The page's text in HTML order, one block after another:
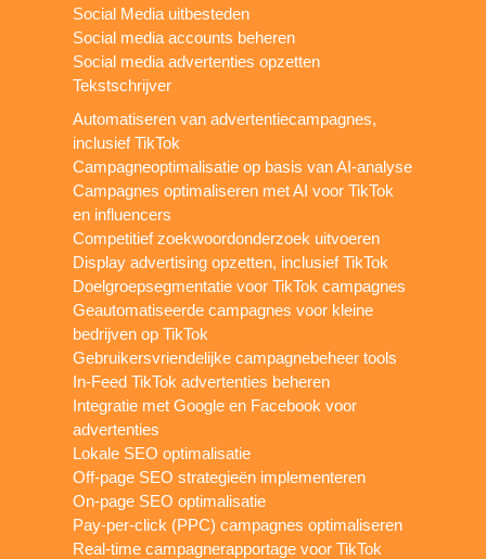
Social Media uitbesteden
Social media accounts beheren
Social media advertenties opzetten
Tekstschrijver
Automatiseren van advertentiecampagnes,
inclusief TikTok
Campagneoptimalisatie op basis van AI-analyse
Campagnes optimaliseren met AI voor TikTok
en influencers
Competitief zoekwoordonderzoek uitvoeren
Display advertising opzetten, inclusief TikTok
Doelgroepsegmentatie voor TikTok campagnes
Geautomatiseerde campagnes voor kleine
bedrijven op TikTok
Gebruikersvriendelijke campagnebeheer tools
In-Feed TikTok advertenties beheren
Integratie met Google en Facebook voor
advertenties
Lokale SEO optimalisatie
Off-page SEO strategieën implementeren
On-page SEO optimalisatie
Pay-per-click (PPC) campagnes optimaliseren
Real-time campagnerapportage voor TikTok